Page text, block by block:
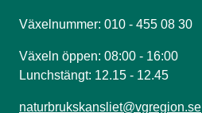
Växelnummer: 010 - 455 08 30
Växeln öppen: 08:00 - 16:00
Lunchstängt: 12.15 - 12.45
naturbrukskansliet@vgregion.se